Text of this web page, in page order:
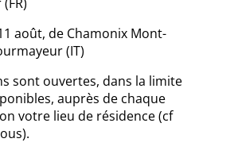
de Chamonix Mont-
(IT)
sont ouvertes, dans la limite
auprès de chaque
votre lieu de résidence (cf